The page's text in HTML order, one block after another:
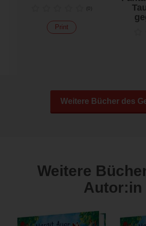
(0)
Print
Weitere Bücher des
Weitere
Autor:in